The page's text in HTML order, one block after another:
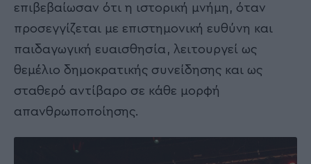
επιβεβαίωσαν ότι η ιστορική μνήμη, όταν
προσεγγίζεται με επιστημονική ευθύνη και
παιδαγωγική ευαισθησία, λειτουργεί ως
θεμέλιο δημοκρατικής συνείδησης και ως
σταθερό αντίβαρο σε κάθε μορφή
απανθρωποποίησης.